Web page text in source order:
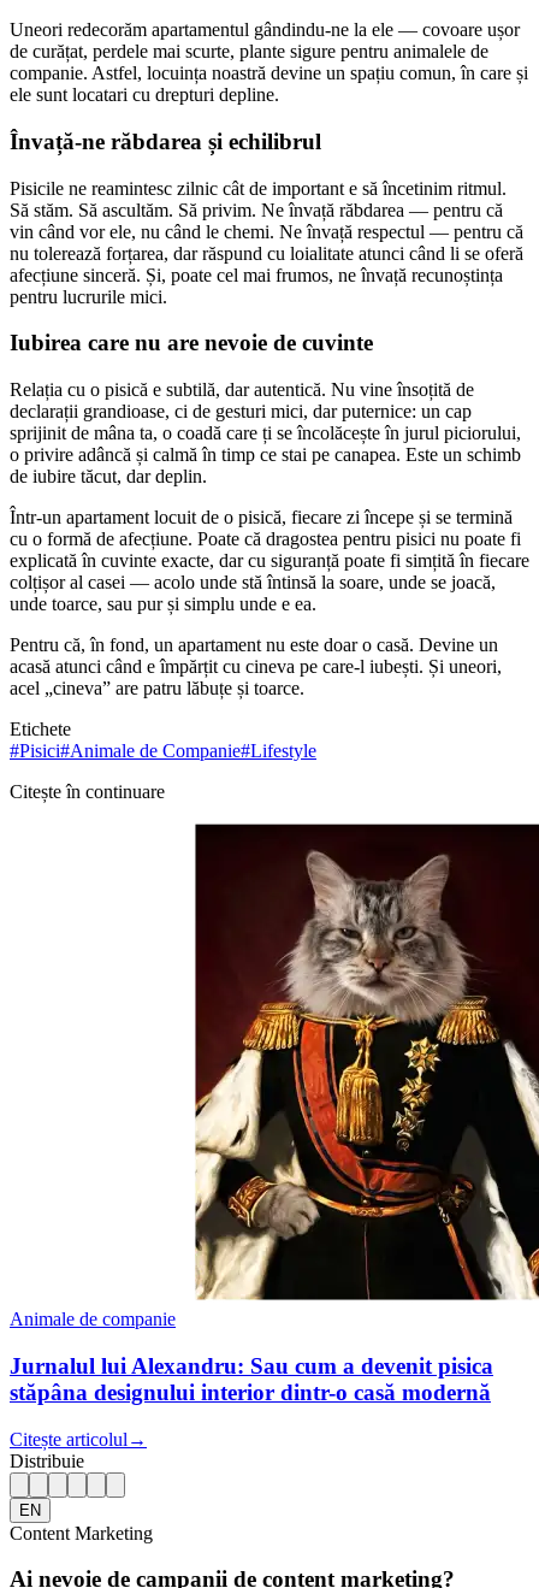
Uneori redecorăm apartamentul gândindu-ne la ele — covoare ușor
de curățat, perdele mai scurte, plante sigure pentru animalele de
companie. Astfel, locuința noastră devine un spațiu comun, în care și
ele sunt locatari cu drepturi depline.
Învață-ne răbdarea și echilibrul
Pisicile ne reamintesc zilnic cât de important e să încetinim ritmul.
Să stăm. Să ascultăm. Să privim. Ne învață răbdarea — pentru că
vin când vor ele, nu când le chemi. Ne învață respectul — pentru că
nu tolerează forțarea, dar răspund cu loialitate atunci când li se oferă
afecțiune sinceră. Și, poate cel mai frumos, ne învață recunoștința
pentru lucrurile mici.
Iubirea care nu are nevoie de cuvinte
Relația cu o pisică e subtilă, dar autentică. Nu vine însoțită de
declarații grandioase, ci de gesturi mici, dar puternice: un cap
sprijinit de mâna ta, o coadă care ți se încolăcește în jurul piciorului,
o privire adâncă și calmă în timp ce stai pe canapea. Este un schimb
de iubire tăcut, dar deplin.
Într-un apartament locuit de o pisică, fiecare zi începe și se termină
cu o formă de afecțiune. Poate că dragostea pentru pisici nu poate fi
explicată în cuvinte exacte, dar cu siguranță poate fi simțită în fiecare
colțișor al casei — acolo unde stă întinsă la soare, unde se joacă,
unde toarce, sau pur și simplu unde e ea.
Pentru că, în fond, un apartament nu este doar o casă. Devine un
acasă atunci când e împărțit cu cineva pe care-l iubești. Și uneori,
acel „cineva” are patru lăbuțe și toarce.
Etichete
#Pisici#Animale de Companie#Lifestyle
Citește în continuare
Animale de companie
Jurnalul lui Alexandru: Sau cum a devenit pisica
stăpâna designului interior dintr-o casă modernă
Citește articolul →
Distribuie
EN
Content Marketing
Ai nevoie de campanii de content marketing?